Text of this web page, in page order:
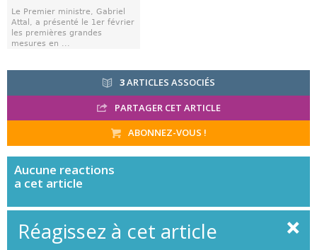
Le Premier ministre, Gabriel
Attal, a présenté le 1er février
les premières grandes
mesures en ...
3ARTICLES ASSOCIÉS
PARTAGER CET ARTICLE
ABONNEZ-VOUS !
Aucune reactions
a cet article
Réagissez à cet article